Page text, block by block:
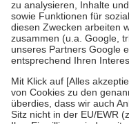
Bei Heilmitteln und
Zuzahlung zehn Prozent
Verordnung.
Um das Engagement der
stärken und die
fallenkeine Zuzahlungen
• Kindern und
mit Ausnahme der